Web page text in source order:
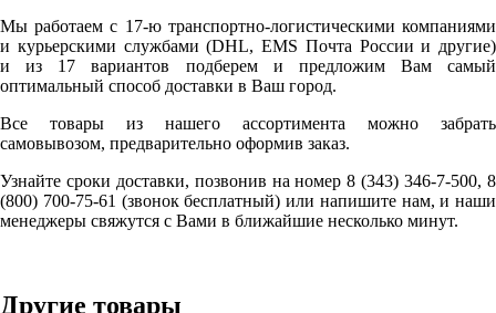
Мы работаем с 17-ю транспортно-логистическими компаниями
и курьерскими службами (DHL, EMS Почта России и другие)
и из 17 вариантов подберем и предложим Вам самый
оптимальный способ доставки в Ваш город.
Все товары из нашего ассортимента можно забрать
самовывозом, предварительно оформив заказ.
Узнайте сроки доставки, позвонив на номер 8 (343) 346-7-500, 8
(800) 700-75-61 (звонок бесплатный) или напишите нам, и наши
менеджеры свяжутся с Вами в ближайшие несколько минут.
Другие товары